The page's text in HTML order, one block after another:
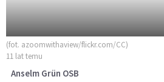
(fot. azoomwithaview/flickr.com/CC)
11 lat temu
Anselm Grün OSB